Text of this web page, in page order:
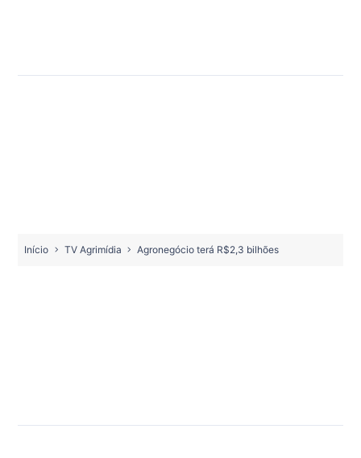
Início TV Agrimídia Agronegócio terá R$2,3 bilhões